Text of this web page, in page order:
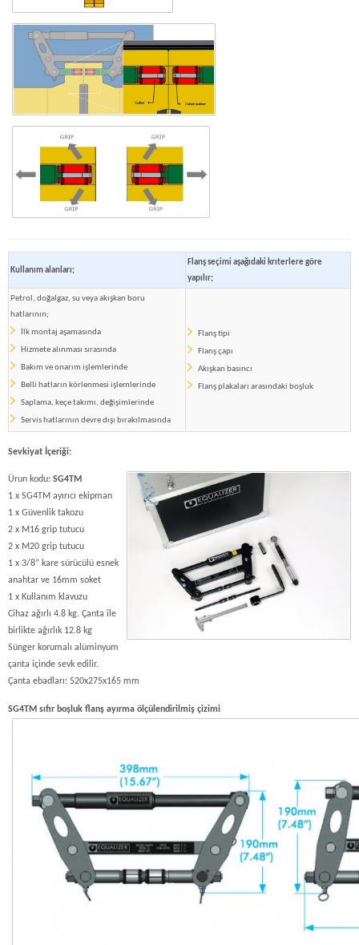
Kullanım alanları;
Flanş seçimi aşağıdaki krıterlere göre
yapılır;
Petrol, doğalgaz, su veya akışkan boru
hatlarının;
İlk montaj aşamasında
Hizmete alınması sırasında
Bakım ve onarım işlemlerinde
Belli hatların körlenmesi işlemlerinde
Saplama, keçe takımı, değişimlerinde
Servis hatlarının devre dışı bırakılmasında
Flanş tipi
Flanş çapı
Akışkan basıncı
Flanş plakaları arasındaki boşluk
Sevkiyat İçeriği:
Ürun kodu: SG4TM
1 x SG4TM ayırıcı ekipman
1 x Güvenlik takozu
2 x M16 grip tutucu
2 x M20 grip tutucu
1 x 3/8” kare sürücülü esnek
anahtar ve 16mm soket
1 x Kullanım klavuzu
Cihaz ağırlı 4.8 kg. Çanta ile
birlikte ağırlık 12.8 kg
Sünger korumalı alüminyum
çanta içinde sevk edilir.
Çanta ebadları: 520x275x165 mm
SG4TM sıfır boşluk flanş ayırma ölçülendirilmiş çizimi